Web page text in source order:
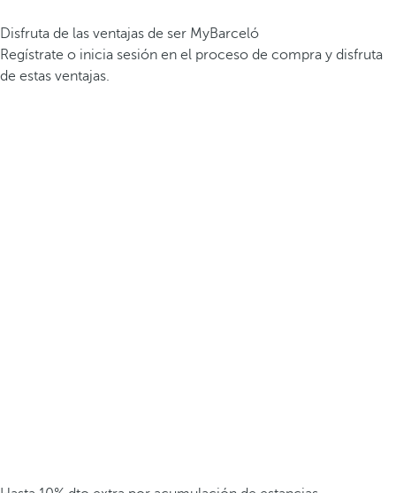
Disfruta de las ventajas de ser MyBarceló
Regístrate o inicia sesión en el proceso de compra y disfruta
de estas ventajas.